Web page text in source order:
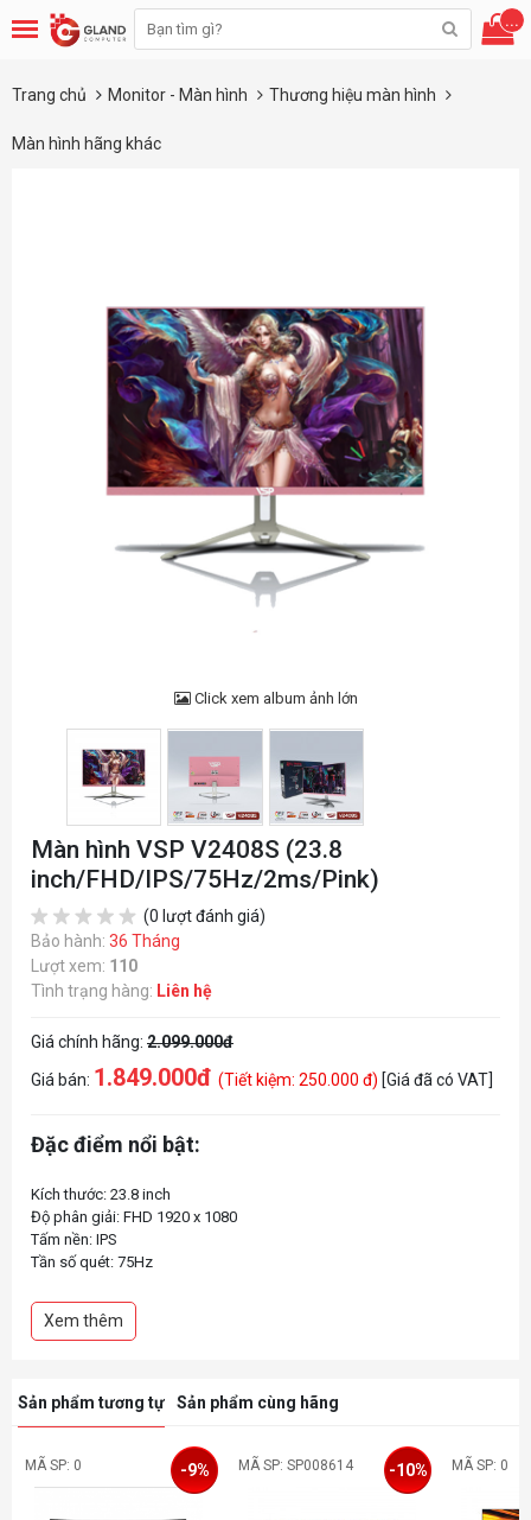
...
Trang chủ Monitor - Màn hình Thương hiệu màn hình
Màn hình hãng khác
Click xem album ảnh lớn
Màn hình VSP V2408S (23.8
inch/FHD/IPS/75Hz/2ms/Pink)
(0 lượt đánh giá)
Bảo hành: 36 Tháng
Lượt xem: 110
Tình trạng hàng: Liên hệ
Giá chính hãng: 2.099.000đ
Giá bán: 1.849.000đ (Tiết kiệm: 250.000 đ) [Giá đã có VAT]
Đặc điểm nổi bật:
Kích thước: 23.8 inch
Độ phân giải: FHD 1920 x 1080
Tấm nền: IPS
Tần số quét: 75Hz
Độ sáng: 250 nits
Độ tương phản: 1000:1
Xem thêm
Sản phẩm tương tự Sản phẩm cùng hãng
MÃ SP: 0 -9% MÃ SP: SP008614 -10% MÃ SP: 0